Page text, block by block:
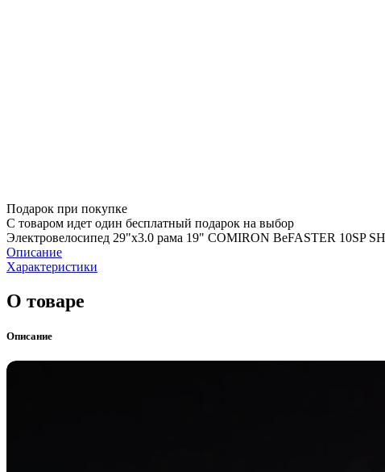
Подарок при покупке
С товаром идет один бесплатный подарок на выбор
Электровелосипед 29"x3.0 рама 19" COMIRON BeFASTER 10SP
Описание
Характеристики
О товаре
Описание